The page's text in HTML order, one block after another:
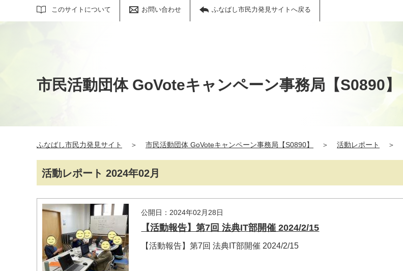
このサイトについて お問い合わせ ふなばし市民力発見サイトへ戻る
サイト内検索
市民活動団体 GoVoteキャンペーン事務局【S0890】
ふなばし市民力発見サイト ＞ 市民活動団体 GoVoteキャンペーン事務局【S0890】 ＞ 活動レポート ＞
活動レポート 2024年02月
公開日：2024年02月28日
【活動報告】第7回 法典IT部開催 2024/2/15
【活動報告】第7回 法典IT部開催 2024/2/15